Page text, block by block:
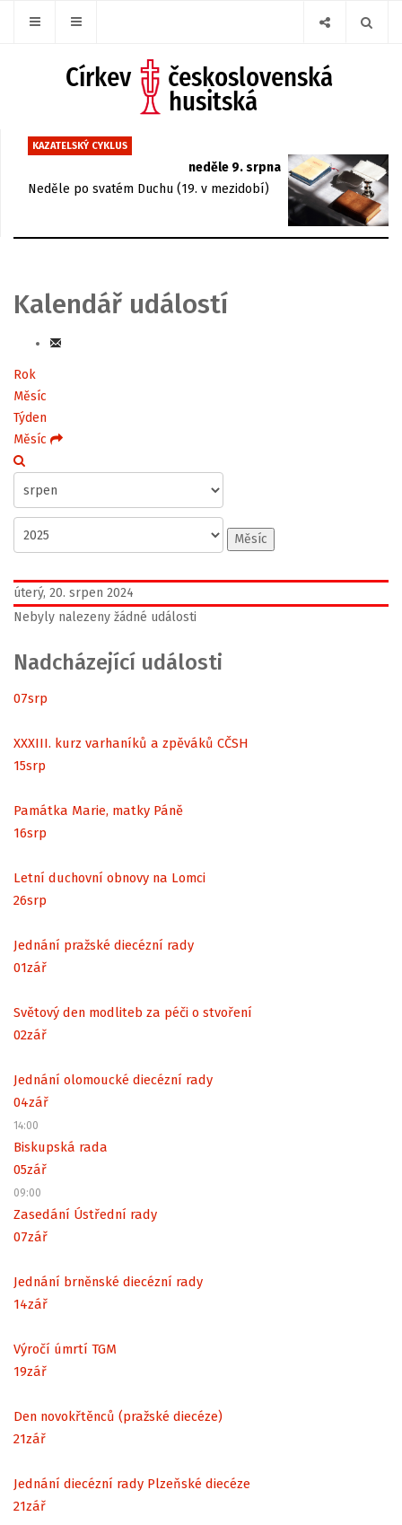
KAZATELSKÝ CYKLUS
neděle 9. srpna
Neděle po svatém Duchu (19. v mezidobí)
Kalendář událostí
Rok
Měsíc
Týden
Měsíc
Měsíc
úterý, 20. srpen 2024
Nebyly nalezeny žádné události
Nadcházející události
07srp
XXXIII. kurz varhaníků a zpěváků CČSH
15srp
Památka Marie, matky Páně
16srp
Letní duchovní obnovy na Lomci
26srp
Jednání pražské diecézní rady
01zář
Světový den modliteb za péči o stvoření
02zář
Jednání olomoucké diecézní rady
04zář
14:00
Biskupská rada
05zář
09:00
Zasedání Ústřední rady
07zář
Jednání brněnské diecézní rady
14zář
Výročí úmrtí TGM
19zář
Den novokřtěnců (pražské diecéze)
21zář
Jednání diecézní rady Plzeňské diecéze
21zář